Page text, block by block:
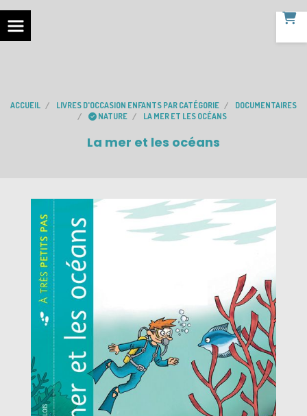
ACCUEIL LIVRES D'OCCASION ENFANTS PAR CATÉGORIE
DOCUMENTAIRES
NATURE
LA MER ET LES OCÉANS
La mer et les océans